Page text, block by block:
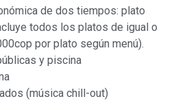
de dos tiempos: plato
todos los platos de igual o
por plato según menú).
y piscina
(música chill-out)